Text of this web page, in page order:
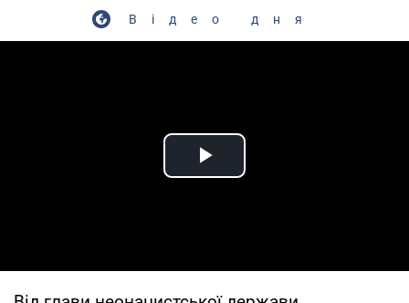
Відео дня
Play Video